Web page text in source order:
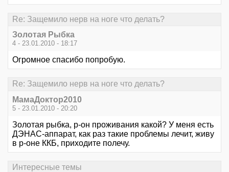
Re: Защемило нерв на ноге что делать?
Золотая Рыбка
4 - 23.01.2010 - 18:17
Огромное спасибо попробую.
Re: Защемило нерв на ноге что делать?
МамаДоктор2010
5 - 23.01.2010 - 20:20
Золотая рыбка, р-он проживания какой? У меня есть
ДЭНАС-аппарат, как раз такие проблемы лечит, живу
в р-оне ККБ, приходите полечу.
Интересные темы